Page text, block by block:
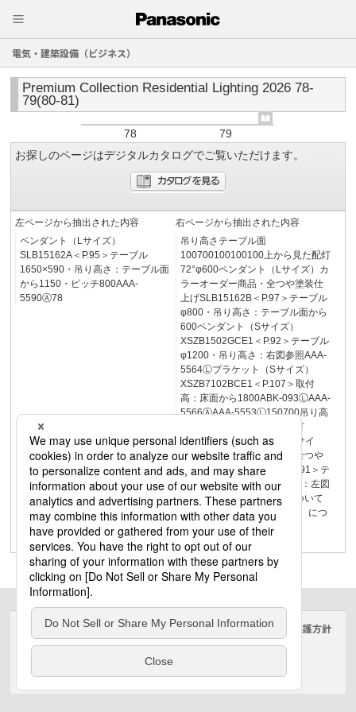
電気・建築設備（ビジネス）
Premium Collection Residential Lighting 2026 78-
79(80-81)
78
79
お探しのページはデジタルカタログでご覧いただけます。
左ページから抽出された内容
ペンダント（Lサイズ）
SLB15162A＜P.95＞テーブル
1650×590・吊り高さ：テーブル面
から1150・ピッチ800AAA-
5590Ⓐ78
右ページから抽出された内容
吊り高さテーブル面
100700100100100上から見た配灯
72°φ600ペンダント（Lサイズ）カ
ラーオーダー商品・全つや塗装仕
上げSLB15162B＜P.97＞テーブル
φ800・吊り高さ：テーブル面から
600ペンダント（Sサイズ）
XSZB1502GCE1＜P.92＞テーブル
φ1200・吊り高さ：右図参照AAA-
5564Ⓛブラケット（Sサイズ）
XSZB7102BCE1＜P.107＞取付
高：床面から1800ABK-093ⓁAAA-
5566ⒶAAA-5553Ⓛ150700吊り高
さテーブル面上から見た配灯
800800800ペンダント（Mサイ
ズ）カラーオーダー商品・全つや
塗装仕上げSLB15132W＜P.91＞テ
ーブル4000×900・吊り高さ：左図
参照※カラーオーダー について
＜P.114＞※カラーオーダー につ
いて＜P.114＞
LIGHTINGPHOTOS79
サイトのご利用にあたって クッキーポリシー 個人情報保護方針
電気・建築設備（ビジネス）
© Panasonic Electric Works Co., Ltd.